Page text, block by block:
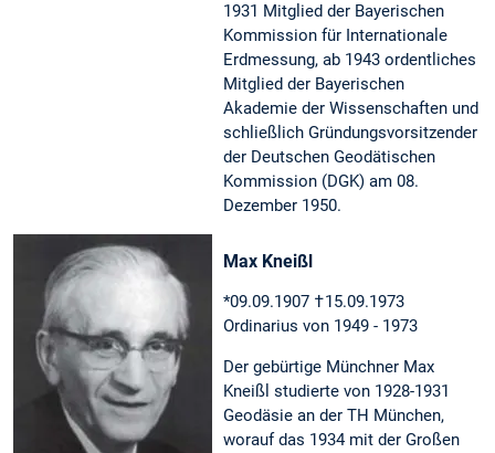
1931 Mitglied der Bayerischen
Kommission für Internationale
Erdmessung, ab 1943 ordentliches
Mitglied der Bayerischen
Akademie der Wissenschaften und
schließlich Gründungsvorsitzender
der Deutschen Geodätischen
Kommission (DGK) am 08.
Dezember 1950.
Max Kneißl
*09.09.1907 †15.09.1973
Ordinarius von 1949 - 1973
Der gebürtige Münchner Max
Kneißl studierte von 1928-1931
Geodäsie an der TH München,
worauf das 1934 mit der Großen